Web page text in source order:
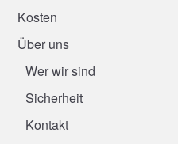
Kosten
Über uns
Wer wir sind
Sicherheit
Kontakt